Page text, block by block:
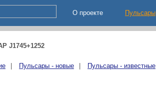
О проекте Пульсары
J1745+1252
Пульсары - новые Пульсары - известные